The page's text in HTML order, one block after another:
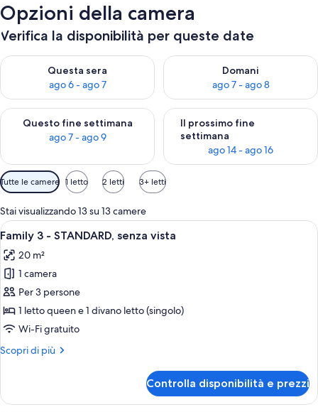
Opzioni della camera
Verifica la disponibilità per queste date
Questa sera
ago 6 - ago 7
Verifica la disponibilità per questa sera, ago 6 - ago 7
Domani
ago 7 - ago 8
Verifica la disponibilità per
Questo fine settimana
ago 7 - ago 9
Verifica la disponibilità per questo fine settimana, ago 7 - ago
Il prossimo fine
settimana
ago 14 - ago 16
Verifica la disponibilità per il
Filtri
disponibili
per
le
camere
Tutte le camere 1 letto 2 letti 3+ letti
Stai visualizzando 13 su 13 camere
Apri
tutte
le
foto
per
Family
3
STANDARD,
Una camera da letto con un letto,
4
Family 3 - STANDARD, senza vista
20 m²
1 camera
Per 3 persone
1 letto queen e 1 divano letto (singolo)
Wi-Fi gratuito
Scopri di più
Altri
3
Controlla disponibilità e prezzi